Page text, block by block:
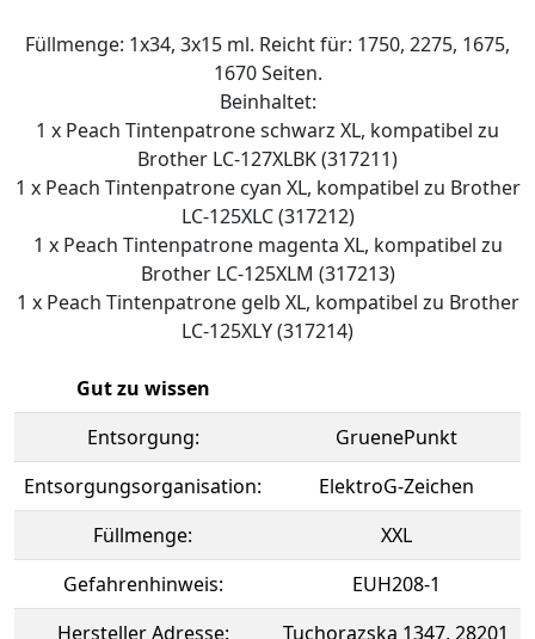
Füllmenge: 1x34, 3x15 ml. Reicht für: 1750, 2275, 1675,
1670 Seiten.
Beinhaltet:
1 x Peach Tintenpatrone schwarz XL, kompatibel zu
Brother LC-127XLBK (317211)
1 x Peach Tintenpatrone cyan XL, kompatibel zu Brother
LC-125XLC (317212)
1 x Peach Tintenpatrone magenta XL, kompatibel zu
Brother LC-125XLM (317213)
1 x Peach Tintenpatrone gelb XL, kompatibel zu Brother
LC-125XLY (317214)
Gut zu wissen
Entsorgung:
GruenePunkt
Entsorgungsorganisation:
ElektroG-Zeichen
Füllmenge:
XXL
Gefahrenhinweis:
EUH208-1
Hersteller Adresse:
Tuchorazska 1347, 28201